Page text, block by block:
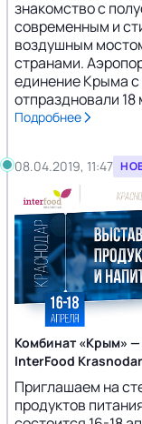
знакомство с
современным и
воздушным
странами.
единение Крыма
отпраздновали 18
Подробнее
08.04.2019, 11:47
Комбинат «Крым»
InterFood Krasnodar
Приглашаем на
продуктов